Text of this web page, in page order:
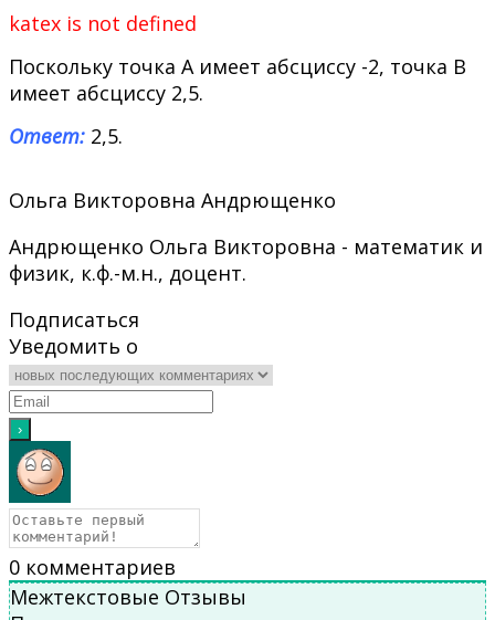
katex is not defined
Поскольку точка А имеет абсциссу -2, точка В
имеет абсциссу 2,5.
Ответ: 2,5.
Ольга Викторовна Андрющенко
Андрющенко Ольга Викторовна - математик и
физик, к.ф.-м.н., доцент.
Подписаться
Уведомить о
0 комментариев
Межтекстовые Отзывы